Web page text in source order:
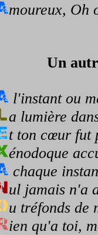
moureux, Oh
Un
l'instant ou
a lumière
t ton cœur fut
énodoque
chaque
ul jamais n'a
u tréfonds de
ien qu'a toi,